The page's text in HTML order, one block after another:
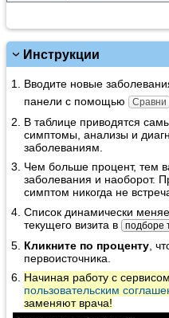
Инструкции
Вводите новые
панели с помощью Сравни
В таблице приводятся
симптомы, анализы и
заболеваниям.
Чем больше процент, тем
заболевания и наоборот.
симптом никогда не
Список динамически
текущего визита в подборе
Кликните по проценту ,
первоисточника.
Начиная работу с
пользовательским
заменяют врача!